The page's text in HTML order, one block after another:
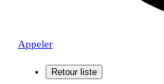
Appeler